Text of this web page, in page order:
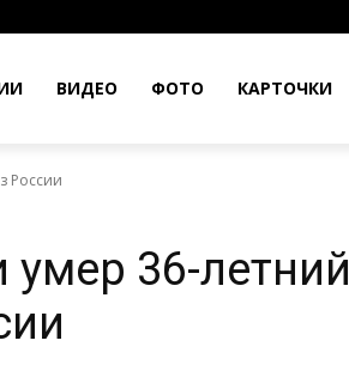
ВИДЕО ФОТО КАРТОЧКИ
России
умер 36-летний